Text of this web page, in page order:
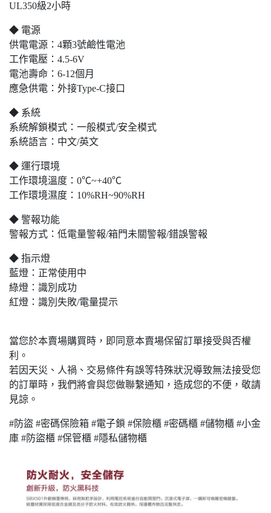
UL350級2小時
◆ 電源
供電電源：4顆3號鹼性電池
工作電壓：4.5-6V
電池壽命：6-12個月
應急供電：外接Type-C接口
◆ 系統
系統解鎖模式：一般模式/安全模式
系統語言：中文/英文
◆ 運行環境
工作環境溫度：0℃~+40℃
工作環境濕度：10%RH~90%RH
◆ 警報功能
警報方式：低電量警報/箱門未關警報/錯誤警報
◆ 指示燈
藍燈：正常使用中
綠燈：識別成功
紅燈：識別失敗/電量提示
當您於本賣場購買時，即同意本賣場保留訂單接受與否權
利。
若因天災、人禍、交易條件有誤等特殊狀況導致無法接受您
的訂單時，我們將會與您做聯繫通知，造成您的不便，敬請
見諒。
#防盜 #密碼保險箱 #電子鎖 #保險櫃 #密碼櫃 #儲物櫃 #小金
庫 #防盜櫃 #保管櫃 #隱私儲物櫃